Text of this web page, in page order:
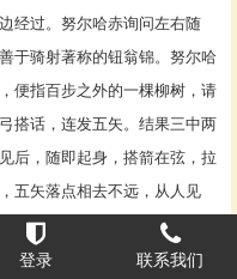
经过。努尔哈赤询问左右随
于骑射著称的钮翁锦。努尔哈
便指百步之外的一棵柳树，请
搭话，连发五矢。结果三中两
后，随即起身，搭箭在弦，拉
五矢落点相去不远，从人见
登录 联系我们